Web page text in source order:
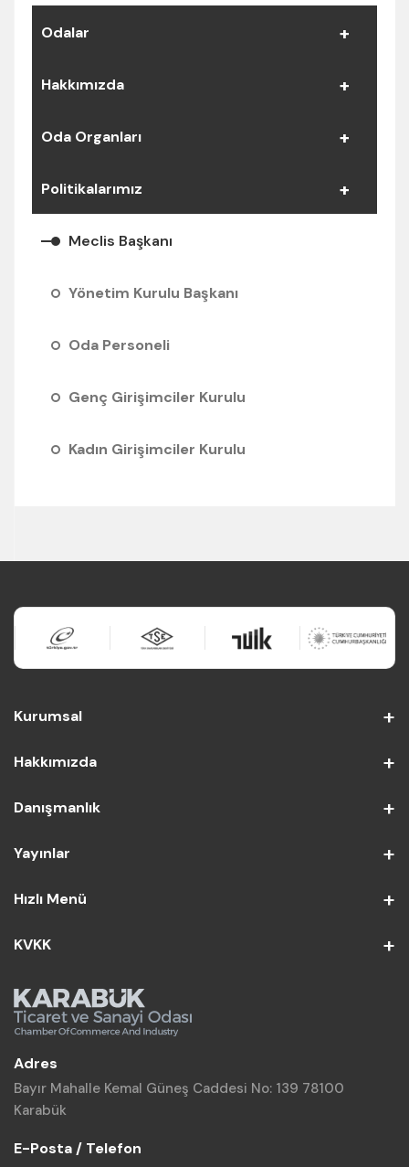
Odalar
Hakkımızda
Oda Organları
Politikalarımız
Meclis Başkanı
Yönetim Kurulu Başkanı
Oda Personeli
Genç Girişimciler Kurulu
Kadın Girişimciler Kurulu
Kurumsal
Hakkımızda
Danışmanlık
Yayınlar
Hızlı Menü
KVKK
Adres
Bayır Mahalle Kemal Güneş Caddesi No: 139 78100
Karabük
E-Posta / Telefon